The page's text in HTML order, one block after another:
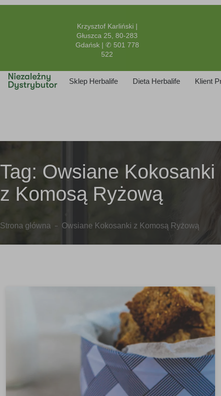
Krzysztof Karliński |
Głuszca 25, 80-283
Gdańsk | ✆ 501 778
522
Sklep Herbalife Dieta Herbalife Klient
Tag: Owsiane Kokosanki
z Komosą Ryżową
Strona główna Owsiane Kokosanki z Komosą Ryżową